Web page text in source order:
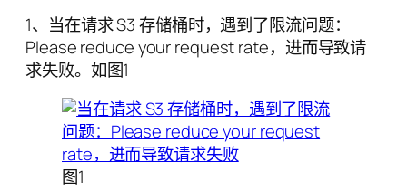
1、当在请求 S3 存储桶时，遇到了限流问题：
Please reduce your request rate，进而导致请
求失败。如图1
图1